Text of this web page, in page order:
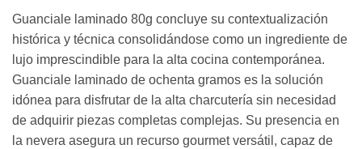
Guanciale laminado 80g concluye su contextualización
histórica y técnica consolidándose como un ingrediente de
lujo imprescindible para la alta cocina contemporánea.
Guanciale laminado de ochenta gramos es la solución
idónea para disfrutar de la alta charcutería sin necesidad
de adquirir piezas completas complejas. Su presencia en
la nevera asegura un recurso gourmet versátil, capaz de